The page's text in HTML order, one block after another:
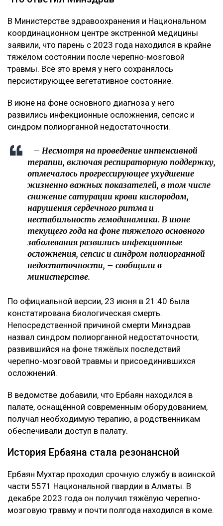
В Министерстве здравоохранения и Национальном
координационном центре экстренной медицины
заявили, что парень с 2023 года находился в крайне
тяжёлом состоянии после черепно-мозговой
травмы. Всё это время у него сохранялось
персистирующее вегетативное состояние.
В июне на фоне основного диагноза у него
развились инфекционные осложнения, сепсис и
синдром полиорганной недостаточности.
– Несмотря на проведение интенсивной
терапии, включая респираторную поддержку,
отмечалось прогрессирующее ухудшение
жизненно важных показателей, в том числе
снижение сатурации крови кислородом,
нарушения сердечного ритма и
нестабильность гемодинамики. В июне
текущего года на фоне тяжелого основного
заболевания развились инфекционные
осложнения, сепсис и синдром полиорганной
недостаточности, – сообщили в
министерстве.
По официальной версии, 23 июня в 21:40 была
констатирована биологическая смерть.
Непосредственной причиной смерти Минздрав
назвал синдром полиорганной недостаточности,
развившийся на фоне тяжёлых последствий
черепно-мозговой травмы и присоединившихся
осложнений.
В ведомстве добавили, что Ербаян находился в
палате, оснащённой современным оборудованием,
получал необходимую терапию, а родственникам
обеспечивали доступ в палату.
История Ербаяна стала резонансной
Ербаян Мухтар проходил срочную службу в воинской
части 5571 Национальной гвардии в Алматы. В
декабре 2023 года он получил тяжёлую черепно-
мозговую травму и почти полгода находился в коме.